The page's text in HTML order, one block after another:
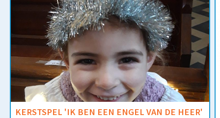
KERSTSPEL 'IK BEN EEN ENGEL VAN DE HEER'